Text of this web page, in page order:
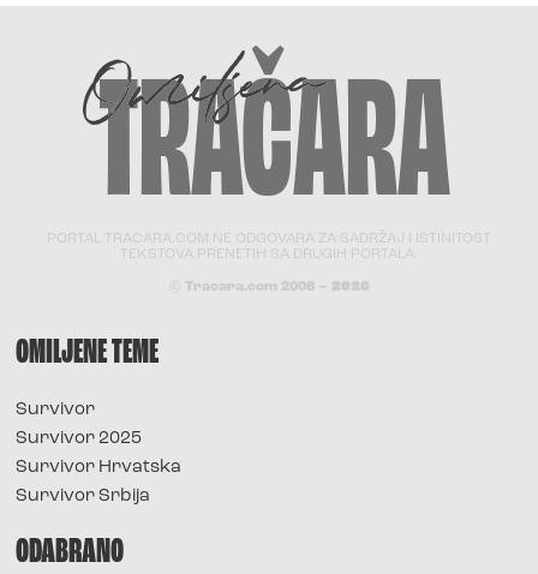
PORTAL TRACARA.COM NE ODGOVARA ZA SADRŽAJ I ISTINITOST
TEKSTOVA PRENETIH SA DRUGIH PORTALA.
© Tracara.com 2008 – 2026
OMILJENE TEME
Survivor
Survivor 2025
Survivor Hrvatska
Survivor Srbija
ODABRANO